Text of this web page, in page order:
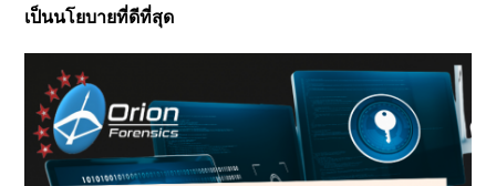
เป็นนโยบายที่ดีที่สุด